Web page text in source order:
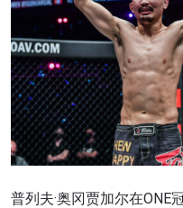
普列夫·奥冈贾加尔在ONE